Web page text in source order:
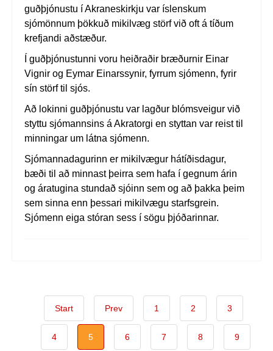
guðþjónustu í Akraneskirkju var íslenskum
sjómönnum þökkuð mikilvæg störf við oft á tíðum
krefjandi aðstæður.
Í guðþjónustunni voru heiðraðir bræðurnir Einar
Vignir og Eymar Einarssynir, fyrrum sjómenn, fyrir
sín störf til sjós.
Að lokinni guðþjónustu var lagður blómsveigur við
styttu sjómannsins á Akratorgi en styttan var reist til
minningar um látna sjómenn.
Sjómannadagurinn er mikilvægur hátíðisdagur,
bæði til að minnast þeirra sem hafa í gegnum árin
og áratugina stundað sjóinn sem og að þakka þeim
sem sinna enn þessari mikilvægu starfsgrein.
Sjómenn eiga stóran sess í sögu þjóðarinnar.
Start Prev 1 2 3
4 5 6 7 8 9